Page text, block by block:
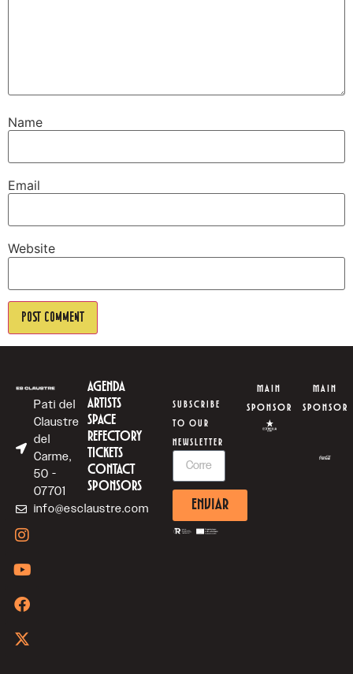
Name
Email
Website
Pati del
Claustre
del
Carme,
50 -
07701
info@esclaustre.com
AGENDA
ARTISTS
SPACE
REFECTORY
TICKETS
CONTACT
SPONSORS
SUBSCRIBE
TO OUR
NEWSLETTER
ENVIAR
MAIN
SPONSOR
MAIN
SPONSOR